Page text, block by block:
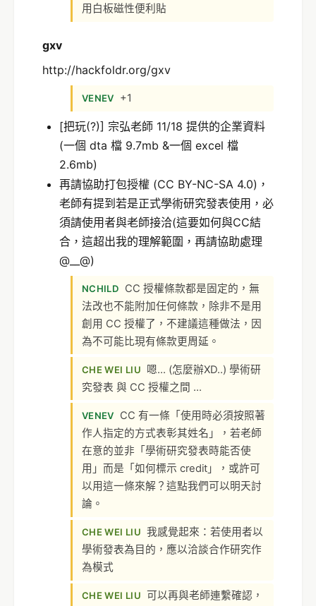
用白板磁性便利貼
gxv
http://hackfoldr.org/gxv
VENEV +1
[把玩(?)] 宗弘老師 11/18 提供的企業資料
(一個 dta 檔 9.7mb &一個 excel 檔
2.6mb)
再請協助打包授權 (CC BY-NC-SA 4.0)，
老師有提到若是正式學術研究發表使用，必
須請使用者與老師接洽(這要如何與CC結
合，這超出我的理解範圍，再請協助處理
@__@)
NCHILD
CC 授權條款都是固定的，無
法改也不能附加任何條款，除非不是用
創用 CC 授權了，不建議這種做法，因
為不可能比現有條款更周延。
CHE WEI LIU
嗯... (怎麼辦XD..) 學術研
究發表 與 CC 授權之間 ...
VENEV
CC 有一條「使用時必須按照著
作人指定的方式表彰其姓名」，若老師
在意的並非「學術研究發表時能否使
用」而是「如何標示 credit」，或許可
以用這一條來解？這點我們可以明天討
論。
CHE WEI LIU 我感覺起來：若使用者以
學術發表為目的，應以洽談合作研究作
為模式
CHE WEI LIU
可以再與老師連繫確認，